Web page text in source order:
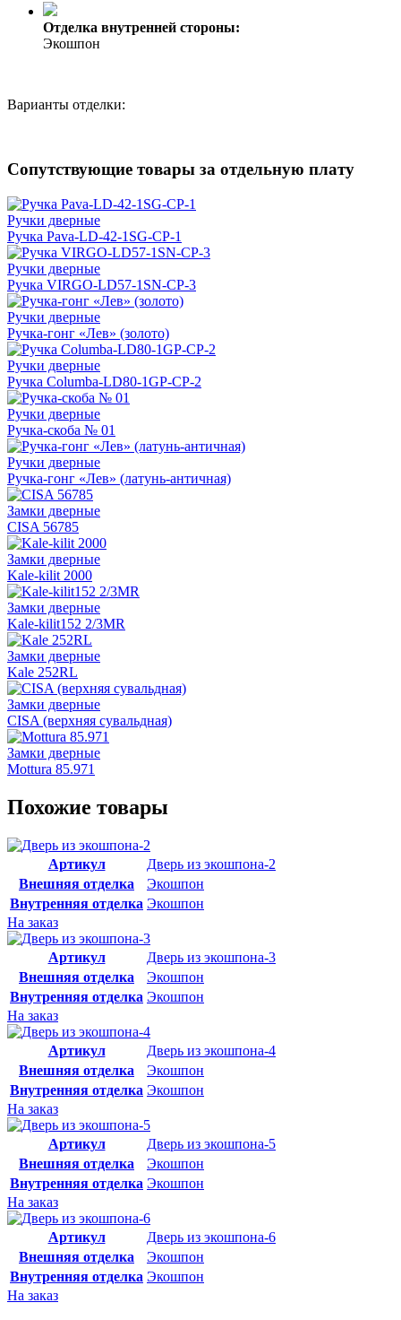
Отделка внутренней стороны:
Экошпон
Варианты отделки:
Сопутствующие товары за отдельную плату
Ручки дверные
Ручка Pava-LD-42-1SG-CP-1
Ручки дверные
Ручка VIRGO-LD57-1SN-CP-3
Ручки дверные
Ручка-гонг «Лев» (золото)
Ручки дверные
Ручка Columba-LD80-1GP-CP-2
Ручки дверные
Ручка-скоба № 01
Ручки дверные
Ручка-гонг «Лев» (латунь-античная)
Замки дверные
CISA 56785
Замки дверные
Kale-kilit 2000
Замки дверные
Kale-kilit152 2/3MR
Замки дверные
Kale 252RL
Замки дверные
CISA (верхняя сувальдная)
Замки дверные
Mottura 85.971
Похожие товары
Артикул
Дверь из экошпона-2
Внешняя отделка
Экошпон
Внутренняя отделка Экошпон
На заказ
Артикул
Дверь из экошпона-3
Внешняя отделка
Экошпон
Внутренняя отделка Экошпон
На заказ
Артикул
Дверь из экошпона-4
Внешняя отделка
Экошпон
Внутренняя отделка Экошпон
На заказ
Артикул
Дверь из экошпона-5
Внешняя отделка
Экошпон
Внутренняя отделка Экошпон
На заказ
Артикул
Дверь из экошпона-6
Внешняя отделка
Экошпон
Внутренняя отделка Экошпон
На заказ